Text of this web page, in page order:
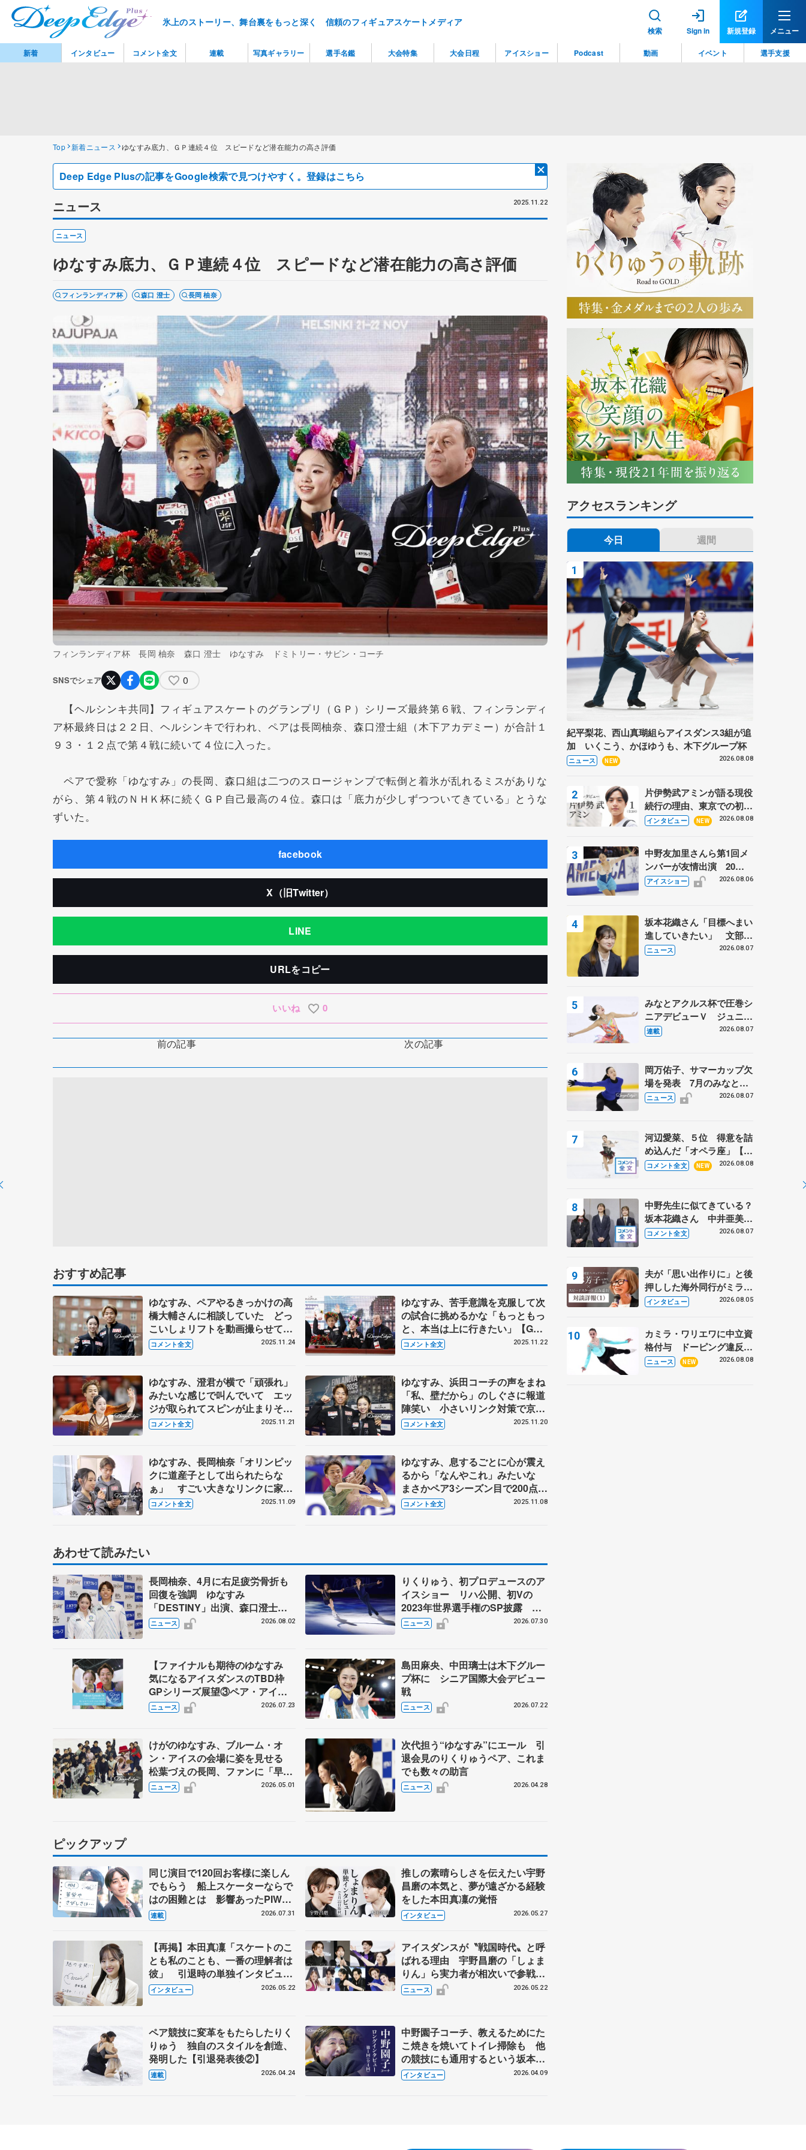
氷上のストーリー、舞台裏をもっと深く 信頼のフィギュアスケートメディア
検索 Sign in 新規登録 メニュー
Top 新着ニュース ゆなすみ底力、ＧＰ連続４位 スピードなど潜在能力の高さ評価
Deep Edge Plusの記事をGoogle検索で見つけやすく。登録はこちら
ニュース 2025.11.22
ニュース
ゆなすみ底力、ＧＰ連続４位 スピードなど潜在能力の高さ評価
フィンランディア杯 森口 澄士 長岡 柚奈
フィンランディア杯 長岡 柚奈 森口 澄士 ゆなすみ ドミトリー・サビン・コーチ
SNSでシェア 0
【ヘルシンキ共同】フィギュアスケートのグランプリ（ＧＰ）シリーズ最終第６戦、フィンランディ
ア杯最終日は２２日、ヘルシンキで行われ、ペアは長岡柚奈、森口澄士組（木下アカデミー）が合計１
９３・１２点で第４戦に続いて４位に入った。
ペアで愛称「ゆなすみ」の長岡、森口組は二つのスロージャンプで転倒と着氷が乱れるミスがありな
がら、第４戦のＮＨＫ杯に続くＧＰ自己最高の４位。森口は「底力が少しずつついてきている」とうな
ずいた。
facebook
X（旧Twitter）
LINE
URLをコピー
いいね 0
前の記事 次の記事
おすすめ記事
ゆなすみ、ペアやるきっかけの高
橋大輔さんに相談していた どっ
こいしょリフトを動画撮らせてく
れませんかとお願い 【GP第6戦
フィンランディア杯一夜明け】
コメント全文 2025.11.24
ゆなすみ、苦手意識を克服して次
の試合に挑めるかな「もっともっ
と、本当は上に行きたい」【GP
第6戦フィンランディア杯ペア･フ
リー】
コメント全文 2025.11.22
ゆなすみ、澄君が横で「頑張れ」
みたいな感じで叫んでいて エッ
ジが取られてスピンが止まりそう
になりながら何とか... 【GP第6
戦フィンランディア杯ペアSP】
コメント全文 2025.11.21
ゆなすみ、浜田コーチの声をまね
「私、壁だから」のしぐさに報道
陣笑い 小さいリンク対策で京都
より「むしろ、こっちの方が簡単
に感じた」 【GP第6戦フィンラ
コメント全文 2025.11.20
ゆなすみ、長岡柚奈「オリンピッ
クに道産子として出られたらな
ぁ」 すごい大きなリンクに家族
みんなで行って… 【GP第4戦
NHK杯一夜明け】
コメント全文 2025.11.09
ゆなすみ、息するごとに心が震え
るから「なんやこれ」みたいな
まさかペア3シーズン目で200点台
に…【GP第4戦NHK杯ペアフリ
ー】
コメント全文 2025.11.08
あわせて読みたい
長岡柚奈、4月に右足疲労骨折も
回復を強調 ゆなすみ
「DESTINY」出演、森口澄士
「力を合わせて」
ニュース 2026.08.02
りくりゅう、初プロデュースのア
イスショー リハ公開、初Vの
2023年世界選手権のSP披露 ハ
ゼボロ、チョクベイら豪華メンバ
ーが来日
ニュース 2026.07.30
【ファイナルも期待のゆなすみ
気になるアイスダンスのTBD枠
GPシリーズ展望③ペア・アイス
ダンス編】 ポッドキャスト#74
を配信
ニュース 2026.07.23
島田麻央、中田璃士は木下グルー
プ杯に シニア国際大会デビュー
戦
ニュース 2026.07.22
けがのゆなすみ、ブルーム・オ
ン・アイスの会場に姿を見せる
松葉づえの長岡、ファンに「早く
治して、また元気に滑りたい」
ニュース 2026.05.01
次代担う“ゆなすみ”にエール 引
退会見のりくりゅうペア、これま
でも数々の助言
ニュース 2026.04.28
ピックアップ
同じ演目で120回お客様に楽しん
でもらう 船上スケーターならで
はの困難とは 影響あったPIW前
キャプテン松永さんの存在
連載 2026.07.31
推しの素晴らしさを伝えたい宇野
昌磨の本気と、夢が遠ざかる経験
をした本田真凜の覚悟
インタビュー 2026.05.27
【再掲】本田真凜「スケートのこ
とも私のことも、一番の理解者は
彼」 引退時の単独インタビュー
で語った競技人生や家族、恋人、
これからの夢…
インタビュー 2026.05.22
アイスダンスが〝戦国時代〟と呼
ばれる理由 宇野昌磨の「しょま
りん」ら実力者が相次いで参戦
国内の競争激化
ニュース 2026.05.22
ペア競技に変革をもたらしたりく
りゅう 独自のスタイルを創造、
発明した【引退発表後②】
連載 2026.04.24
中野園子コーチ、教えるためにた
こ焼きを焼いてトイレ掃除も 他
の競技にも通用するという坂本花
織の筋肉
インタビュー 2026.04.09
アクセスランキング
今日 週間
紀平梨花、西山真瑚組らアイスダンス3組が追
加 いくこう、かほゆうも、木下グループ杯
ニュース NEW 2026.08.08
片伊勢武アミンが語る現役
続行の理由、東京での初め
ての一人暮らし 注目スケ
インタビュー NEW 2026.08.08
中野友加里さんら第1回メ
ンバーが友情出演 20周
年の「フレンズオンアイ
アイスショー 2026.08.06
坂本花織さん「目標へまい
進していきたい」 文部科
学省スポーツ表彰式で代表
ニュース 2026.08.07
みなとアクルス杯で圧巻シ
ニアデビューＶ ジュニア
で４シーズン無敗の島田麻
連載 2026.08.07
岡万佑子、サマーカップ欠
場を発表 7月のみなとア
クルス杯は腰痛の影響で
ニュース 2026.08.07
河辺愛菜、５位 得意を詰
め込んだ「オペラ座」【み
なとアクルス杯フリー】
コメント全文 NEW 2026.08.08
中野先生に似てきている？
坂本花織さん 中井亜美は
クリケットのサマーキャン
部科学省スポーツ表彰
式】
コメント全文 2026.08.07
夫が「思い出作りに」と後
押しした海外同行がミラノ
まで… 繁華街のリンクで
に 小林芳子さんが振り返
るスケート人生
インタビュー 2026.08.05
カミラ・ワリエワに中立資
格付与 ドーピング違反で
処分、アレクサンドラ・イ
ニュース NEW 2026.08.08
新着 インタビュー コメント全文 連載 写真ギャラリー 選手名鑑 大会特集 大会日程 アイスショー Podcast 動画 イベント 選手支援